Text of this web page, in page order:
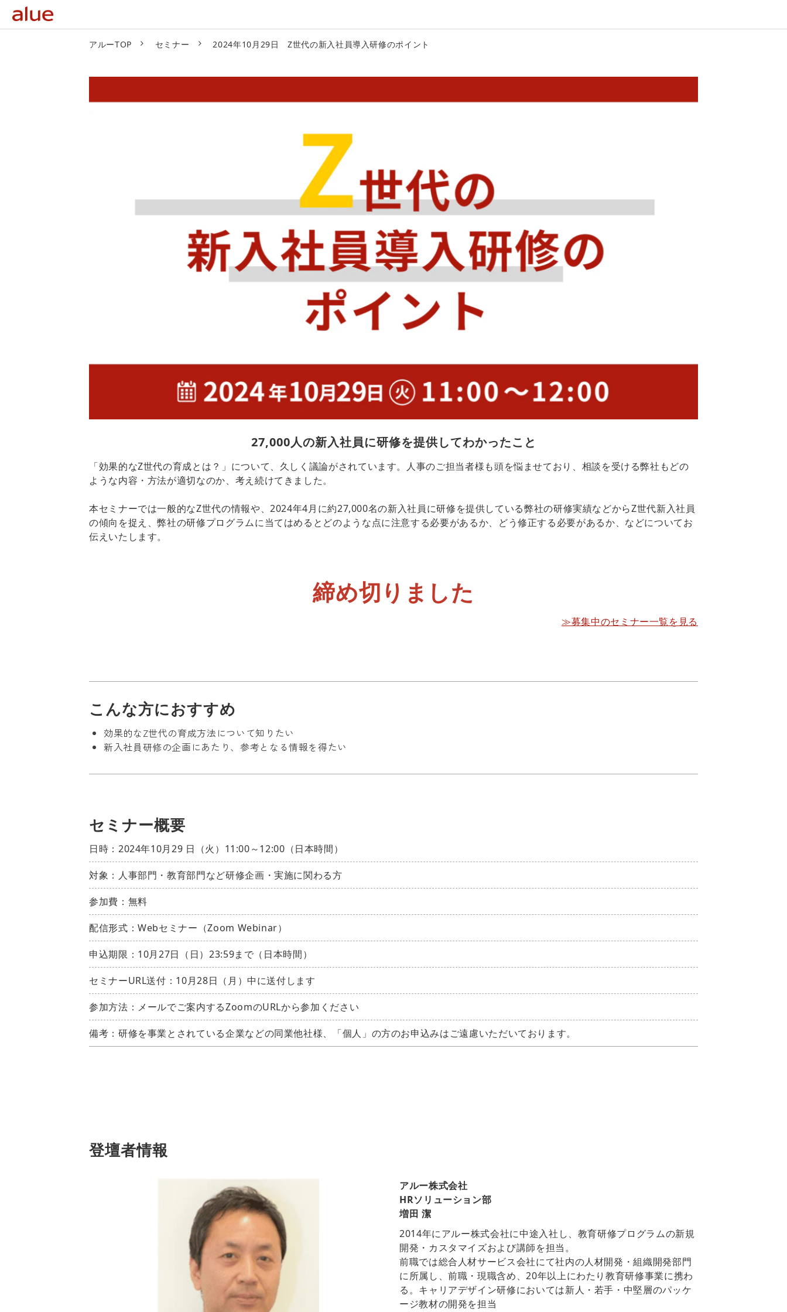
アルーTOP セミナー 2024年10月29日 Z世代の新入社員導入研修のポイント
27,000人の新入社員に研修を提供してわかったこと
「効果的なZ世代の育成とは？」について、久しく議論がされています。人事のご担当者様も頭を悩ませており、相談を受ける弊社もどの
ような内容・方法が適切なのか、考え続けてきました。
本セミナーでは一般的なZ世代の情報や、2024年4月に約27,000名の新入社員に研修を提供している弊社の研修実績などからZ世代新入社員
の傾向を捉え、弊社の研修プログラムに当てはめるとどのような点に注意する必要があるか、どう修正する必要があるか、などについてお
伝えいたします。
締め切りました
≫募集中のセミナー一覧を見る
こんな方におすすめ
効果的なZ世代の育成方法について知りたい
新入社員研修の企画にあたり、参考となる情報を得たい
セミナー概要
日時：2024年10月29 日（火）11:00～12:00（日本時間）
対象：人事部門・教育部門など研修企画・実施に関わる方
参加費：無料
配信形式：Webセミナー（Zoom Webinar）
申込期限：10月27日（日）23:59まで（日本時間）
セミナーURL送付：10月28日（月）中に送付します
参加方法：メールでご案内するZoomのURLから参加ください
備考：研修を事業とされている企業などの同業他社様、「個人」の方のお申込みはご遠慮いただいております。
登壇者情報
アルー株式会社
HRソリューション部
増田 潔
2014年にアルー株式会社に中途入社し、教育研修プログラムの新規
開発・カスタマイズおよび講師を担当。
前職では総合人材サービス会社にて社内の人材開発・組織開発部門
に所属し、前職・現職含め、20年以上にわたり教育研修事業に携わ
る。キャリアデザイン研修においては新人・若手・中堅層のパッケ
ージ教材の開発を担当